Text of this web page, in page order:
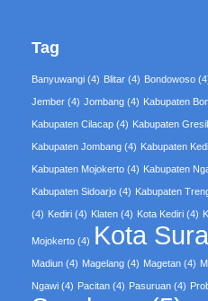
Tag
Banyuwangi (4) Blitar (4) Bondowoso
Jember (4) Jombang (4) Kabupaten
Kabupaten Cilacap (4) Kabupaten
Kabupaten Jombang (4) Kabupaten
Kabupaten Mojokerto (4) Kabupaten
Kabupaten Sidoarjo (4) Kabupaten
(4) Kediri (4) Klaten (4) Kota Kediri (4)
Mojokerto (4) Kota
Madiun (4) Magelang (4) Magetan (4)
Ngawi (4) Pacitan (4) Pasuruan (4)